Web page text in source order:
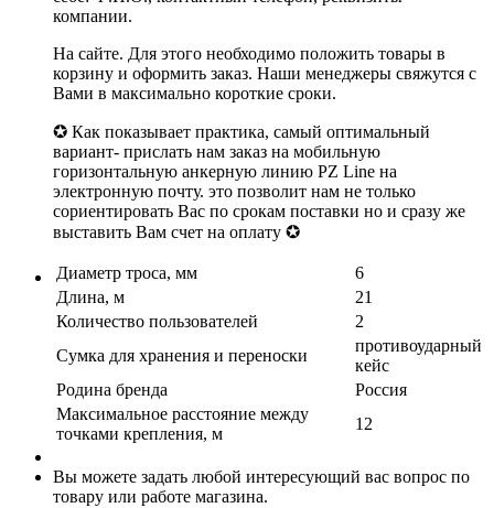
компании.
На сайте. Для этого необходимо положить товары в
корзину и оформить заказ. Наши менеджеры свяжутся с
Вами в максимально короткие сроки.
✪ Как показывает практика, самый оптимальный
вариант- прислать нам заказ на мобильную
горизонтальную анкерную линию PZ Line на
электронную почту. это позволит нам не только
сориентировать Вас по срокам поставки но и сразу же
выставить Вам счет на оплату ✪
Диаметр троса, мм
6
Длина, м
21
Количество пользователей
2
Сумка для хранения и переноски
противоударный
кейс
Родина бренда
Россия
Максимальное расстояние между
точками крепления, м
12
Вы можете задать любой интересующий вас вопрос по
товару или работе магазина.